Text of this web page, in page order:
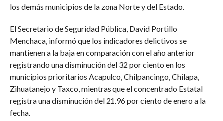
los demás municipios de la zona Norte y del Estado.
El Secretario de Seguridad Pública, David Portillo
Menchaca, informó que los indicadores delictivos se
mantienen a la baja en comparación con el año anterior
registrando una disminución del 32 por ciento en los
municipios prioritarios Acapulco, Chilpancingo, Chilapa,
Zihuatanejo y Taxco, mientras que el concentrado Estatal
registra una disminución del 21.96 por ciento de enero a la
fecha.